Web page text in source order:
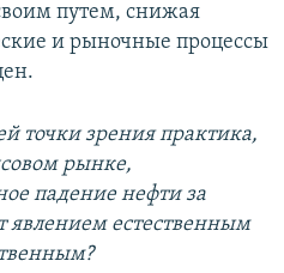
путем, снижая
и рыночные процессы
точки зрения практика,
рынке,
падение нефти за
явлением естественным